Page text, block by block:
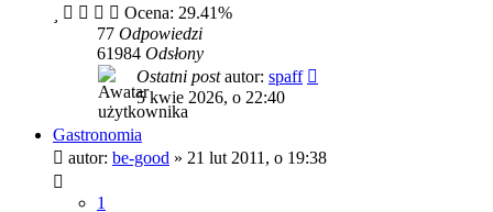
Ocena: 29.41%
77 Odpowiedzi
61984 Odsłony
Ostatni postautor: spaff
5 kwie 2026, o 22:40
Gastronomia
autor: be-good » 21 lut 2011, o 19:38
1